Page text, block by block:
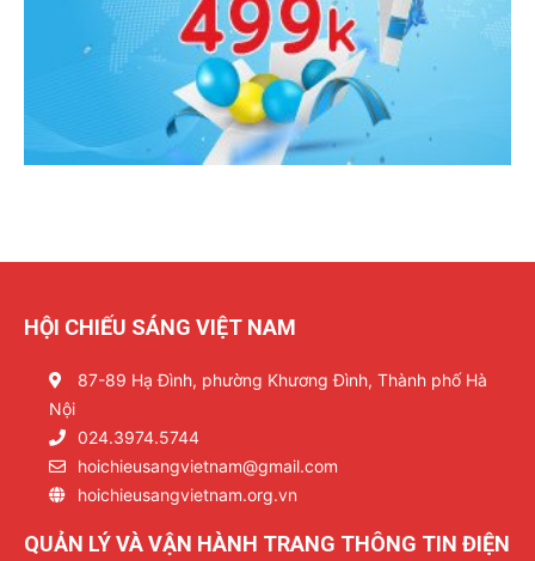
HỘI CHIẾU SÁNG VIỆT NAM
87-89 Hạ Đình, phường Khương Đình, Thành phố Hà
Nội
024.3974.5744
hoichieusangvietnam@gmail.com
hoichieusangvietnam.org.vn
QUẢN LÝ VÀ VẬN HÀNH TRANG THÔNG TIN ĐIỆN